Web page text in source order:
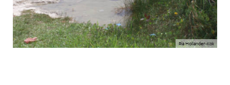
Ria Hollander-Kok